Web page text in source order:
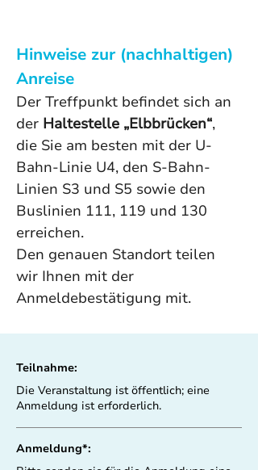
Hinweise zur (nachhaltigen)
Anreise
Der Treffpunkt befindet sich an
der Haltestelle „Elbbrücken“,
die Sie am besten mit der U-
Bahn-Linie U4, den S-Bahn-
Linien S3 und S5 sowie den
Buslinien 111, 119 und 130
erreichen.
Den genauen Standort teilen
wir Ihnen mit der
Anmeldebestätigung mit.
Teilnahme:
Die Veranstaltung ist öffentlich; eine
Anmeldung ist erforderlich.
Anmeldung*: